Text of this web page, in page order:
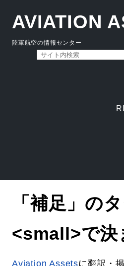
AVIATION
陸軍航空の情報センター
「補足」の
<small>で決
Aviation Assetsに翻訳・